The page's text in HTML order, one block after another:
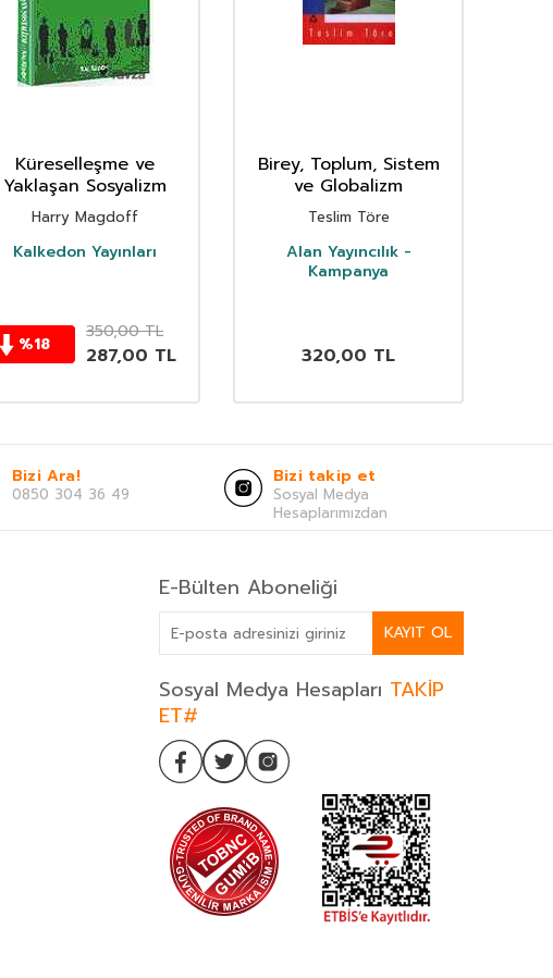
Küreselleşme ve
Yaklaşan Sosyalizm
Harry Magdoff
Kalkedon Yayınları
%18
350,00TL
287,00 TL
Birey, Toplum, Sistem
ve Globalizm
Teslim Töre
Alan Yayıncılık -
Kampanya
320,00 TL
Bizi Ara!
0850 304 36 49
Bizi takip et
Sosyal Medya
Hesaplarımızdan
E-Bülten Aboneliği
KAYIT OL
Sosyal Medya Hesapları TAKİP
ET#